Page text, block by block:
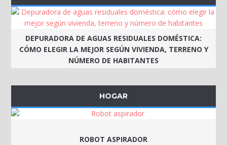
DEPURADORA DE AGUAS RESIDUALES DOMÉSTICA:
CÓMO ELEGIR LA MEJOR SEGÚN VIVIENDA, TERRENO Y
NÚMERO DE HABITANTES
HOGAR
ROBOT ASPIRADOR